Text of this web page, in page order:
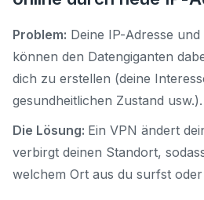
Problem: Deine IP-Adresse
können den Datengiganten
dich zu erstellen (deine
gesundheitlichen Zustand usw.).
Die Lösung: Ein VPN ändert
verbirgt deinen Standort,
welchem Ort aus du surfst